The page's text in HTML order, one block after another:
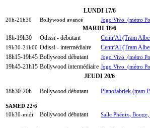
LUNDI 17/6
20h-21h30 Bollywood avancé Jogo Vivo (métro
MARDI 18/6
18h-19h30
Odissi - débutant Centr'Al (Tram
19h30-21h00 Odissi - intermédiaire
Centr'Al (Tram
18h15-19h45 Bollywood débutant Jogo Vivo (métro
19h45-21h15 Bollywood intermédiaire Jogo Vivo (métro
JEUDI 20/6
18h30-20h Bollywood débutant Pianofabriek (tram
SAMED 22/6
10h30-midi
Bollywood débutant Salle Phénix,